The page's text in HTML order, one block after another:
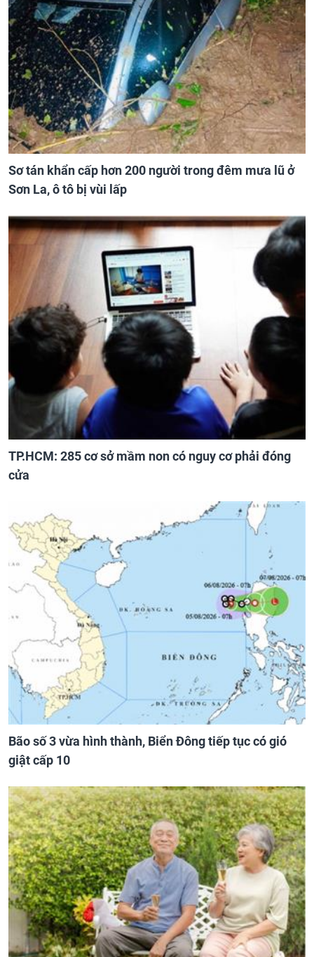
Sơ tán khẩn cấp hơn 200 người trong đêm mưa lũ ở
Sơn La, ô tô bị vùi lấp
TP.HCM: 285 cơ sở mầm non có nguy cơ phải đóng
cửa
Bão số 3 vừa hình thành, Biển Đông tiếp tục có gió
giật cấp 10